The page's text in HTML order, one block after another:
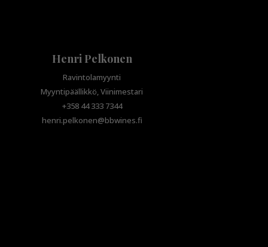
Henri Pelkonen
Ravintolamyynti
Myyntipäällikkö, Viinimestari
+358 44 333 7344
henri.pelkonen@bbwines.fi